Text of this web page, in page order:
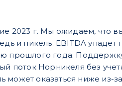
2023 г. Мы ожидаем, что
и никель. EBITDA упадет
прошлого года.
поток Норникеля без
может оказаться ниже из-